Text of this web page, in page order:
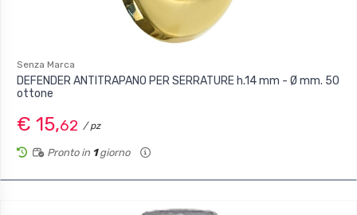
Senza Marca
DEFENDER ANTITRAPANO PER SERRATURE h.14 mm - Ø mm. 50
ottone
€ 15,62 / pz
Pronto in 1giorno